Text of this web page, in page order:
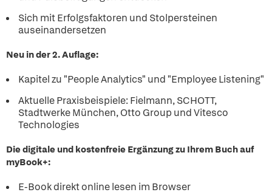
Sich mit Erfolgsfaktoren und Stolpersteinen
auseinandersetzen
Neu in der 2. Auflage:
Kapitel zu "People Analytics" und "Employee Listening"
Aktuelle Praxisbeispiele: Fielmann, SCHOTT,
Stadtwerke München, Otto Group und Vitesco
Technologies
Die digitale und kostenfreie Ergänzung zu Ihrem Buch auf
myBook+:
E-Book direkt online lesen im Browser